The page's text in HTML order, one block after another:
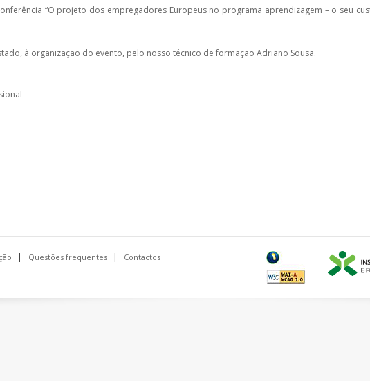
“O projeto dos empregadores Europeus no programa aprendizagem – o seu
à organização do evento, pelo nosso técnico de formação Adriano Sousa.
Questões frequentes Contactos